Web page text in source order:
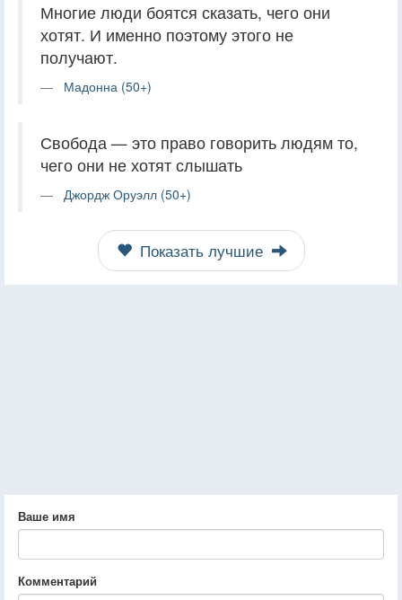
Многие люди боятся сказать, чего они
хотят. И именно поэтому этого не
получают.
Мадонна (50+)
Свобода — это право говорить людям то,
чего они не хотят слышать
Джордж Оруэлл (50+)
Показать лучшие
Ваше имя
Комментарий